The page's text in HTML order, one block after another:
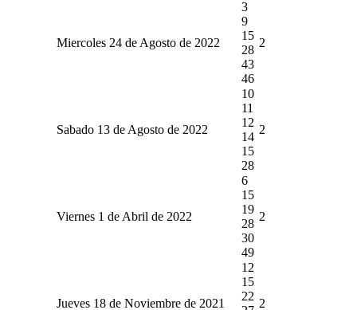
Miercoles 24 de Agosto de 2022
3
9
15
28
43
46
2
Sabado 13 de Agosto de 2022
10
11
12
14
15
28
2
Viernes 1 de Abril de 2022
6
15
19
28
30
49
2
Jueves 18 de Noviembre de 2021
12
15
22
2